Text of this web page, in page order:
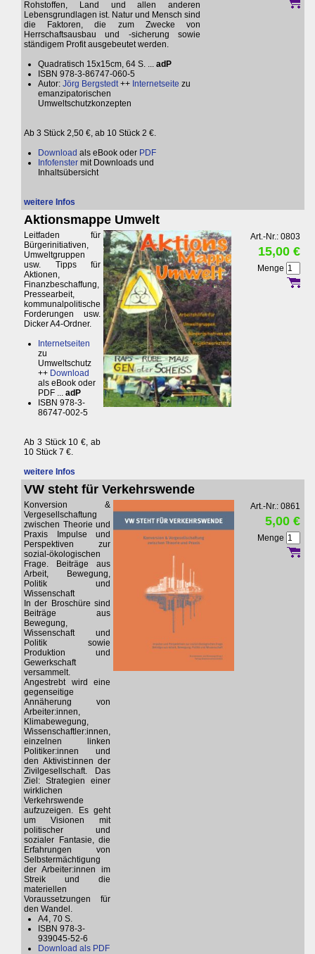
Rohstoffen, Land und allen anderen
Lebensgrundlagen ist. Natur und Mensch sind
die Faktoren, die zum Zwecke von
Herrschaftsausbau und -sicherung sowie
ständigem Profit ausgebeutet werden.
Quadratisch 15x15cm, 64 S. ... adP
ISBN 978-3-86747-060-5
Autor: Jörg Bergstedt++ Internetseite zu
emanzipatorischen
Umweltschutzkonzepten
Ab 3 Stück 2,50 €, ab 10 Stück 2 €.
Download als eBook oder PDF
Infofenster mit Downloads und
Inhaltsübersicht
weitere Infos
Aktionsmappe Umwelt
Leitfaden für
Bürgerinitiativen,
Umweltgruppen
usw. Tipps für
Aktionen,
Finanzbeschaffung,
Pressearbeit,
kommunalpolitische
Forderungen usw.
Dicker A4-Ordner.
Internetseiten
zu
Umweltschutz
++ Download
als eBook oder
PDF ... adP
ISBN 978-3-
86747-002-5
Ab 3 Stück 10 €, ab
10 Stück 7 €.
weitere Infos
Art.-Nr.: 0803
15,00 €
Menge
VW steht für Verkehrswende
Konversion &
Vergesellschaftung
zwischen Theorie und
Praxis Impulse und
Perspektiven zur
sozial-ökologischen
Frage. Beiträge aus
Arbeit, Bewegung,
Politik und
Wissenschaft
In der Broschüre sind
Beiträge aus
Bewegung,
Wissenschaft und
Politik sowie
Produktion und
Gewerkschaft
versammelt.
Angestrebt wird eine
gegenseitige
Annäherung von
Arbeiter:innen,
Klimabewegung,
Wissenschaftler:innen,
einzelnen linken
Politiker:innen und
den Aktivist:innen der
Zivilgesellschaft. Das
Ziel: Strategien einer
wirklichen
Verkehrswende
aufzuzeigen. Es geht
um Visionen mit
politischer und
sozialer Fantasie, die
Erfahrungen von
Selbstermächtigung
der Arbeiter:innen im
Streik und die
materiellen
Voraussetzungen für
den Wandel.
A4, 70 S.
ISBN 978-3-
939045-52-6
Download als PDF
Art.-Nr.: 0861
5,00 €
Menge